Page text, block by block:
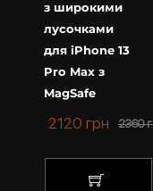
з широкими
лусочками
для iPhone 13
Pro Max з
MagSafe
2360
2120 грн